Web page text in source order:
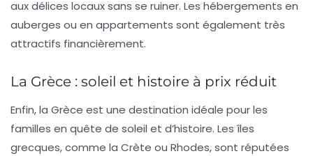
aux délices locaux sans se ruiner. Les hébergements en
auberges ou en appartements sont également très
attractifs financièrement.
La Grèce : soleil et histoire à prix réduit
Enfin, la Grèce est une destination idéale pour les
familles en quête de soleil et d’histoire. Les îles
grecques, comme la Crète ou Rhodes, sont réputées